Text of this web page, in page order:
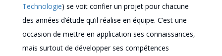
Technologie) se voit confier un projet pour chacune
des années d’étude qu’il réalise en équipe. C’est une
occasion de mettre en application ses connaissances,
mais surtout de développer ses compétences